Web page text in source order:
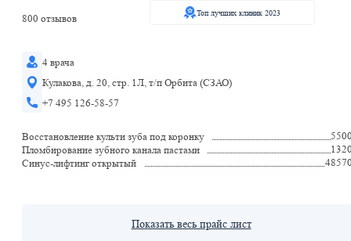
800 отзывов
Топ лучших клиник 2023
4 врача
Кулакова, д. 20, стр. 1Л, т/п Орбита (СЗАО)
+7 495 126-58-57
Восстановление культи зуба под коронку
Пломбирование зубного канала пастами
Синус-лифтинг открытый
Показать весь прайс лист